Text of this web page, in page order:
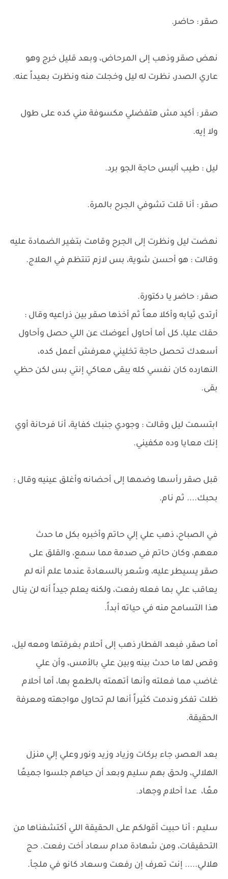
صقر : حاضر.
نهض صقر وذهب إلى المرحاض، وبعد قليل خرج وهو
عاري الصدر، نظرت له ليل وخجلت منه ونظرت بعيداً عنه.
صقر : أكيد مش هتفضلي مكسوفة مني كده على طول
ولا إيه.
ليل : طيب ألبس حاجة الجو برد.
صقر : أنا قلت تشوفي الجرح بالمرة.
نهضت ليل ونظرت إلى الجرح وقامت بتغير الضمادة عليه
وقالت : هو أحسن شوية، بس لازم تنتظم في العلاج.
صقر : حاضر يا دكتورة.
أرتدى ثيابه وأكلا معاً ثم أخذها صقر بين ذراعيه وقال :
حقك عليا، كل أما أحاول أعوضك عن اللي حصل وأحاول
أسعدك تحصل حاجة تخليني معرفش أعمل كده،
النهارده كان نفسي كله يبقى معاكي إنتي بس لكن حظي
بقى.
ابتسمت ليل وقالت : وجودي جنبك كفاية، أنا فرحانة أوي
إنك معايا وده مكفيني.
قبل صقر رأسها وضمها إلى أحضانه وأغلق عينيه وقال :
بحبك.... ثم نام.
في الصباح، ذهب علي إلي حاتم وأخبره بكل ما حدث
معهم، وكان حاتم في صدمة مما سمع، والقلق على
صقر يسيطر عليه، وشعر بالسعادة عندما علم أنه لم
يعاقب علي بما فعله رفعت، ولكنه يعلم جيداً أنه لن ينال
هذا التسامح منه في حياته أبداً.
أما صقر، فبعد الفطار ذهب إلى أحلام بغرفتها ومعه ليل،
وقص لها ما حدث بينه وبين علي بالأمس، وأن علي
غاضب مما فعلته وأنها أتهمته بالطمع بها، أما أحلام
ظلت تفكر وندمت كثيراً أنها لم تحاول مواجهته ومعرفة
الحقيقة.
بعد العصر، جاء بركات وزياد وزيد ونور وعلي إلي منزل
الهلالي، ولحق بهم سليم وبعد أن حياهم جلسوا جميعًا
معًا، عدا أحلام وجهاد.
سليم : أنا حبيت أقولكم على الحقيقة اللي أكتشفناها من
التحقيقات، ومن شهادة مدام سعاد أخت رفعت. حج
هلالي..... إنت تعرف إن رفعت وسعاد كانو في ملجأ.